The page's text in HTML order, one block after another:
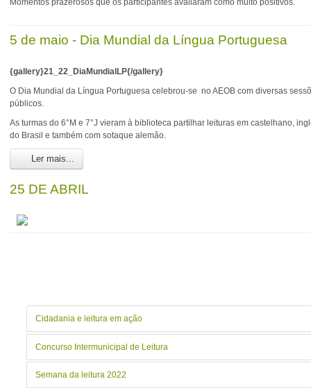
Momentos prazerosos que os participantes avaliaram como muito positivos.
5 de maio - Dia Mundial da Língua Portuguesa
{gallery}21_22_DiaMundialLP{/gallery}
O Dia Mundial da Língua Portuguesa celebrou-se no AEOB com diversas
públicos.
As turmas do 6°M e 7°J vieram à biblioteca partilhar leituras em castelhano,
do Brasil e também com sotaque alemão.
Ler mais...
25 DE ABRIL
Cidadania e leitura em ação
Concurso Intermunicipal de Leitura
Semana da leitura 2022